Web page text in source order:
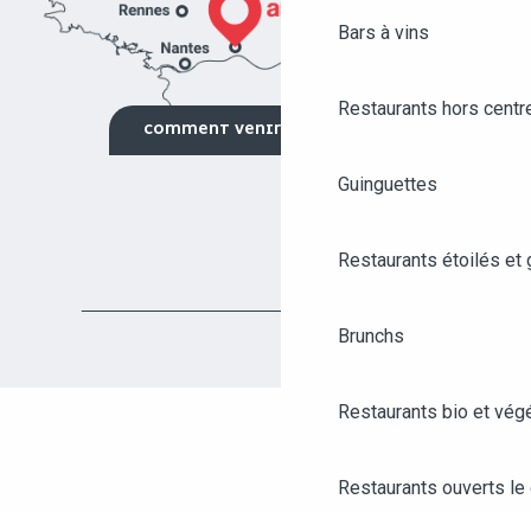
Bars à vins
Restaurants hors
Guinguettes
Restaurants étoilés et
Brunchs
Restaurants bio et
Restaurants ouverts le
COMMENT VENIR ?